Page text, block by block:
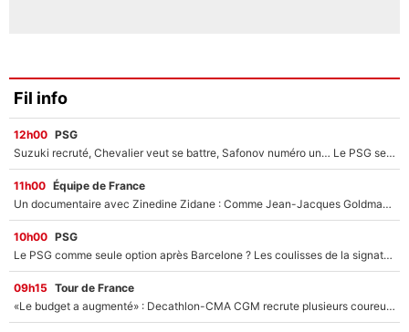
Fil info
12h00 PSG
Suzuki recruté, Chevalier veut se battre, Safonov numéro un… Le PSG se lance encore dans un gros chantier pour le poste de gardien de but
11h00 Équipe de France
Un documentaire avec Zinedine Zidane : Comme Jean-Jacques Goldman et Mylène Farmer, le nouveau sélectionneur de l'équipe de France a recalé une journaliste très connue
10h00 PSG
Le PSG comme seule option après Barcelone ? Les coulisses de la signature historique de Lionel Messi sont révélées au grand jour !
09h15 Tour de France
«Le budget a augmenté» : Decathlon-CMA CGM recrute plusieurs coureurs pour offrir à Paul Seixas une équipe pour gagner le Tour de France 2027